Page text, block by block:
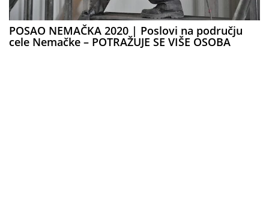
POSAO NEMAČKA 2020 | Poslovi na području
cele Nemačke – POTRAŽUJE SE VIŠE OSOBA